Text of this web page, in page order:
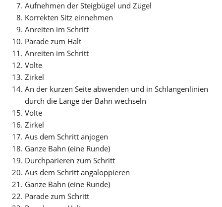
Aufnehmen der Steigbügel und Zügel
Korrekten Sitz einnehmen
Anreiten im Schritt
Parade zum Halt
Anreiten im Schritt
Volte
Zirkel
An der kurzen Seite abwenden und in Schlangenlinien
durch die Länge der Bahn wechseln
Volte
Zirkel
Aus dem Schritt anjogen
Ganze Bahn (eine Runde)
Durchparieren zum Schritt
Aus dem Schritt angaloppieren
Ganze Bahn (eine Runde)
Parade zum Schritt